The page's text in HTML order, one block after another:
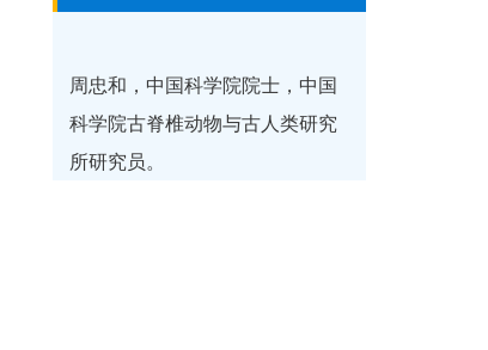
周忠和，中国科学院院士，中国
科学院古脊椎动物与古人类研究
所研究员。